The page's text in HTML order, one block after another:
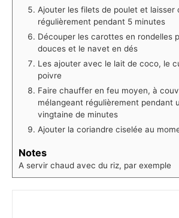
Ajouter les filets de poulet et laisser
régulièrement pendant 5 minutes
Découper les carottes en rondelles
douces et le navet en dés
Les ajouter avec le lait de coco, le
poivre
Faire chauffer en feu moyen, à
mélangeant régulièrement pendant
vingtaine de minutes
Ajouter la coriandre ciselée au
Notes
A servir chaud avec du riz, par exemple